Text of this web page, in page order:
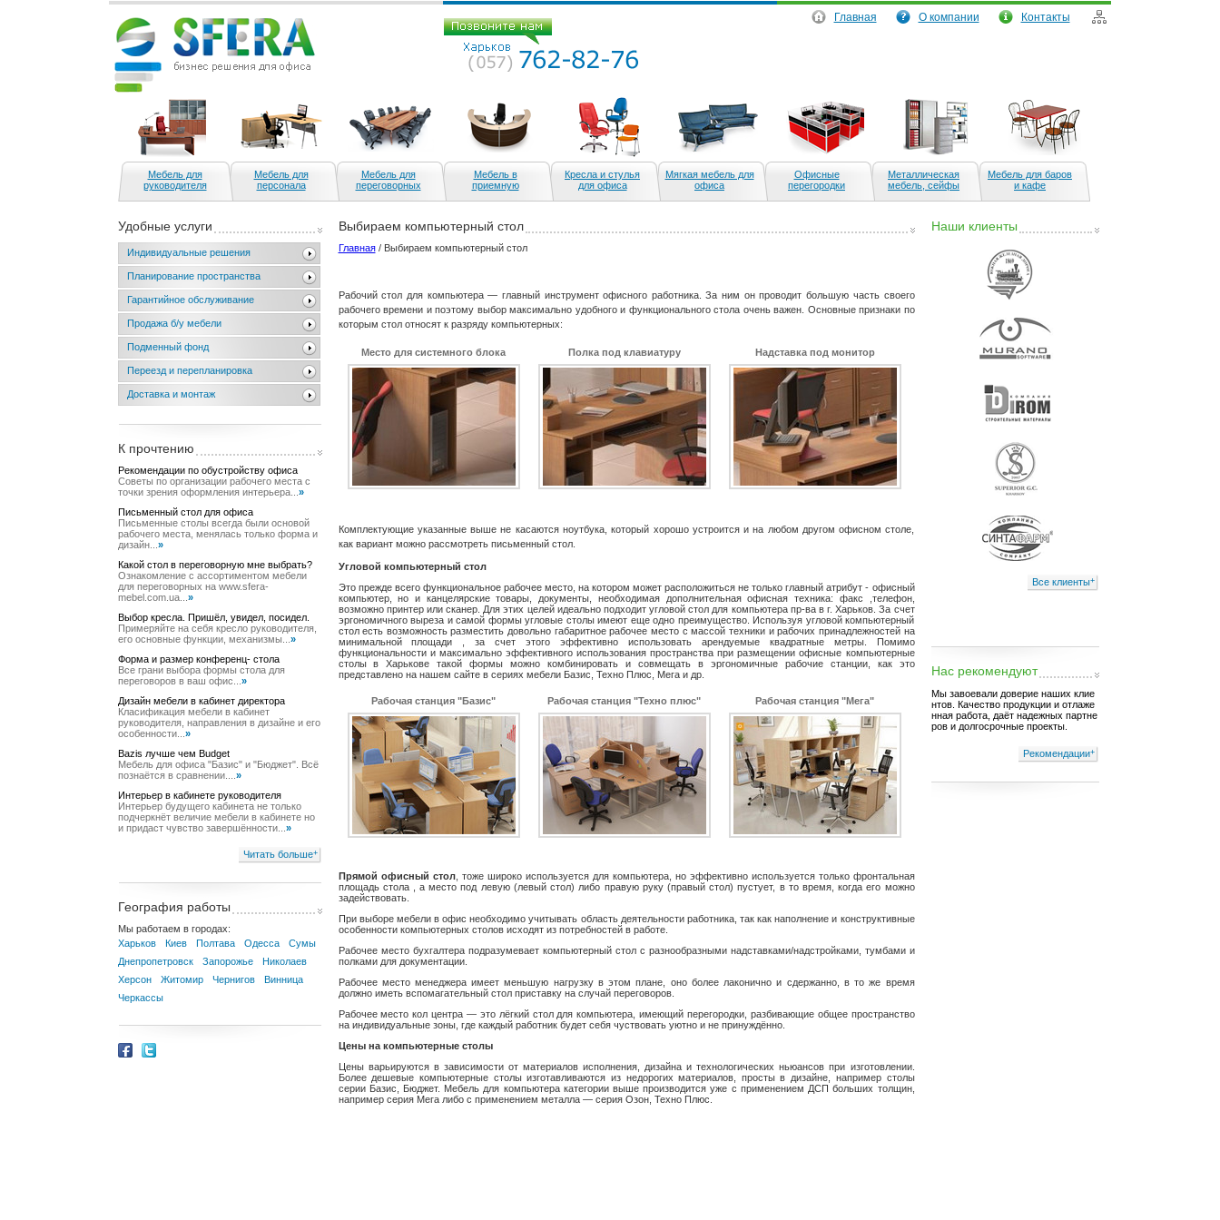
Контакты
О компании
Главная
Мебель для
руководителя
Мебель для
персонала
Мебель для
переговорных
Мебель в
приемную
Кресла и стулья
для офиса
Мягкая мебель для
офиса
Офисные
перегородки
Металлическая
мебель, сейфы
Мебель для баров
и кафе
Удобные услуги
Индивидуальные решения
Планирование пространства
Гарантийное обслуживание
Продажа б/у мебели
Подменный фонд
Переезд и перепланировка
Доставка и монтаж
К прочтению
Рекомендации по обустройству офиса
Советы по организации рабочего места с
точки зрения оформления интерьера... »
Письменный стол для офиса
Письменные столы всегда были основой
рабочего места, менялась только форма и
дизайн... »
Какой стол в переговорную мне выбрать?
Ознакомление с ассортиментом мебели
для переговорных на www.sfera-
mebel.com.ua... »
Выбор кресла. Пришёл, увидел, посидел.
Примеряйте на себя кресло руководителя,
его основные функции, механизмы... »
Форма и размер конференц- стола
Все грани выбора формы стола для
переговоров в ваш офис... »
Дизайн мебели в кабинет директора
Класификация мебели в кабинет
руководителя, направления в дизайне и его
особенности... »
Bazis лучше чем Budget
Мебель для офиса "Базис" и "Бюджет". Всё
познаётся в сравнении.... »
Интерьер в кабинете руководителя
Интерьер будущего кабинета не только
подчеркнёт величие мебели в кабинете но
и придаст чувство завершённости... »
Читать больше+
География работы
Мы работаем в городах:
Харьков
Киев Полтава Одесса
Сумы
Днепропетровск
Запорожье
Николаев
Херсон
Житомир Чернигов
Винница
Черкассы
Выбираем компьютерный стол
Главная/ Выбираем компьютерный стол
Рабочий стол для компьютера — главный инструмент офисного работника. За ним он проводит большую часть своего
рабочего времени и поэтому выбор максимально удобного и функционального стола очень важен. Основные признаки по
которым стол относят к разряду компьютерных:
Место для системного блока Полка под клавиатуру Надставка под монитор
Комплектующие указанные выше не касаются ноутбука, который хорошо устроится и на любом другом офисном столе,
как вариант можно рассмотреть письменный стол.
Угловой компьютерный стол
Это прежде всего функциональное рабочее место, на котором может расположиться не только главный атрибут - офисный
компьютер, но и канцелярские товары, документы, необходимая дополнительная офисная техника: факс ,телефон,
возможно принтер или сканер. Для этих целей идеально подходит угловой стол для компьютера пр-ва в г. Харьков. За счет
эргономичного выреза и самой формы угловые столы имеют еще одно преимущество. Используя угловой компьютерный
стол есть возможность разместить довольно габаритное рабочее место с массой техники и рабочих принадлежностей на
минимальной площади , за счет этого эффективно использовать арендуемые квадратные метры. Помимо
функциональности и максимально эффективного использования пространства при размещении офисные компьютерные
столы в Харькове такой формы можно комбинировать и совмещать в эргономичные рабочие станции, как это
представлено на нашем сайте в сериях мебели Базис, Техно Плюс, Мега и др.
Рабочая станция "Базис" Рабочая станция "Техно плюс" Рабочая станция "Мега"
Прямой офисный стол, тоже широко используется для компьютера, но эффективно используется только фронтальная
площадь стола , а место под левую (левый стол) либо правую руку (правый стол) пустует, в то время, когда его можно
задействовать.
При выборе мебели в офис необходимо учитывать область деятельности работника, так как наполнение и конструктивные
особенности компьютерных столов исходят из потребностей в работе.
Рабочее место бухгалтера подразумевает компьютерный стол с разнообразными надставками/надстройками, тумбами и
полками для документации.
Рабочее место менеджераимеет меньшую нагрузку в этом плане, оно более лаконично и сдержанно, в то же время
должно иметь вспомагательный стол приставку на случай переговоров.
Рабочее место кол центра — это лёгкий стол для компьютера, имеющий перегородки, разбивающие общее пространство
на индивидуальные зоны, где каждый работник будет себя чуствовать уютно и не принуждённо.
Цены на компьютерные столы
Цены варьируются в зависимости от материалов исполнения, дизайна и технологических ньюансов при изготовлении.
Более дешевые компьютерные столы изготавливаются из недорогих материалов, просты в дизайне, например столы
серии Базис, Бюджет. Мебель для компьютера категории выше производится уже с применением ДСП больших толщин,
например серия Мега либо с применением металла — серия Озон, Техно Плюс.
Наши клиенты
Все клиенты+
Нас рекомендуют
Мы завоевали доверие наших клие
нтов. Качество продукции и отлаже
нная работа, даёт надежных партне
ров и долгосрочные проекты.
Рекомендации+